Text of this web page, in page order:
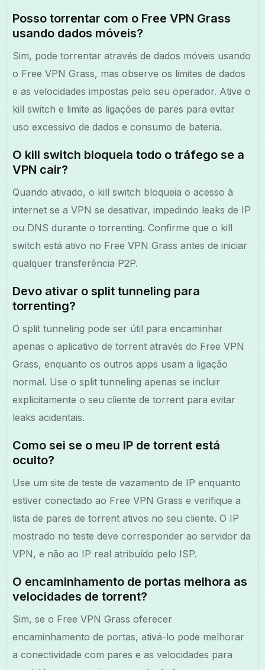
Posso torrentar com o Free VPN Grass
usando dados móveis?
Sim, pode torrentar através de dados móveis usando
o Free VPN Grass, mas observe os limites de dados
e as velocidades impostas pelo seu operador. Ative o
kill switch e limite as ligações de pares para evitar
uso excessivo de dados e consumo de bateria.
O kill switch bloqueia todo o tráfego se a
VPN cair?
Quando ativado, o kill switch bloqueia o acesso à
internet se a VPN se desativar, impedindo leaks de IP
ou DNS durante o torrenting. Confirme que o kill
switch está ativo no Free VPN Grass antes de iniciar
qualquer transferência P2P.
Devo ativar o split tunneling para
torrenting?
O split tunneling pode ser útil para encaminhar
apenas o aplicativo de torrent através do Free VPN
Grass, enquanto os outros apps usam a ligação
normal. Use o split tunneling apenas se incluir
explicitamente o seu cliente de torrent para evitar
leaks acidentais.
Como sei se o meu IP de torrent está
oculto?
Use um site de teste de vazamento de IP enquanto
estiver conectado ao Free VPN Grass e verifique a
lista de pares de torrent ativos no seu cliente. O IP
mostrado no teste deve corresponder ao servidor da
VPN, e não ao IP real atribuído pelo ISP.
O encaminhamento de portas melhora as
velocidades de torrent?
Sim, se o Free VPN Grass oferecer
encaminhamento de portas, ativá-lo pode melhorar
a conectividade com pares e as velocidades para